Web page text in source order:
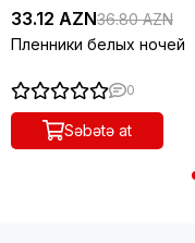
33.12 AZN36.80 AZN
Пленники белых ночей
0
Səbətə at